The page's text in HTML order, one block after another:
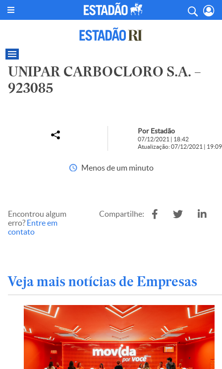
UNIPAR CARBOCLORO S.A. –
923085
Por Estadão
07/12/2021 | 18:42
Atualização: 07/12/2021 | 19:09
Menos de um minuto
Encontrou algum
erro? Entre em
contato
Compartilhe:
Veja mais notícias de Empresas